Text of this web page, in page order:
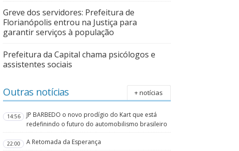
Greve dos servidores: Prefeitura de
Florianópolis entrou na Justiça para
garantir serviços à população
Prefeitura da Capital chama psicólogos e
assistentes sociais
Outras notícias + notícias
14:56
JP BARBEDO o novo prodígio do Kart que está
redefinindo o futuro do automobilismo brasileiro
22:00 A Retomada da Esperança